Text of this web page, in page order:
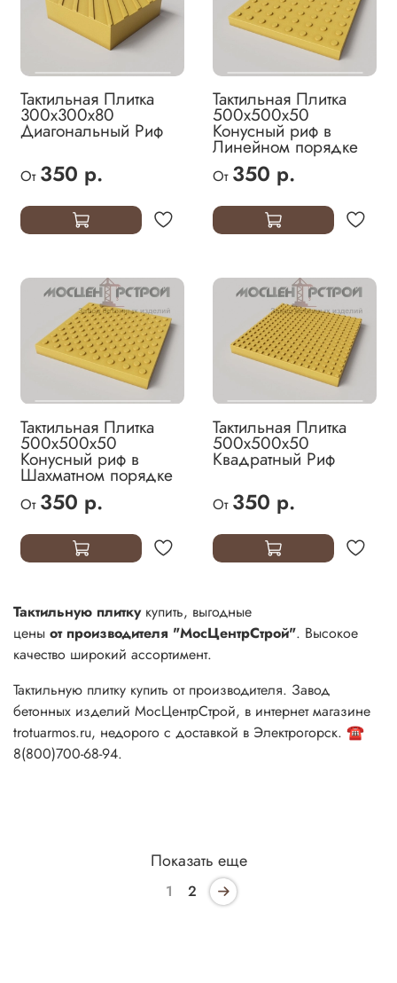
Тактильная Плитка
300х300х80
Диагональный Риф
От 350 р.
Тактильная Плитка
500х500х50
Конусный риф в
Линейном порядке
От 350 р.
Тактильная Плитка
500х500х50
Конусный риф в
Шахматном порядке
От 350 р.
Тактильная Плитка
500х500х50
Квадратный Риф
От 350 р.
Тактильную плитку купить, выгодные
цены от производителя "МосЦентрСтрой". Высокое
качество широкий ассортимент.
Тактильную плитку купить от производителя. Завод
бетонных изделий МосЦентрСтрой, в интернет магазине
trotuarmos.ru, недорого с доставкой в Электрогорск. ☎️
8(800)700-68-94.
Показать еще
1 2